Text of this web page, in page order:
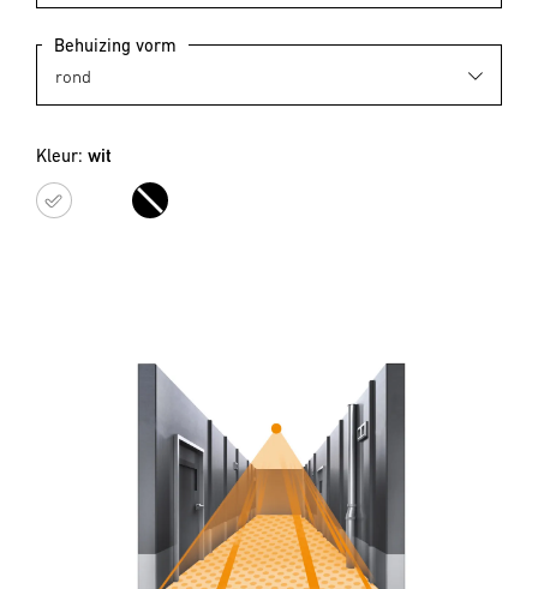
Behuizing vorm
Kleur: wit
wit zwart